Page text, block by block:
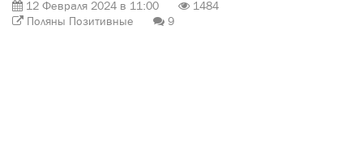
12 Февраля 2024 в 11:00
1484
Поляны Позитивные
9